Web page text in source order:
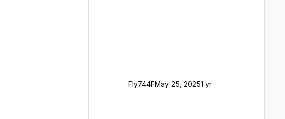
Fly744FMay 25, 20251 yr